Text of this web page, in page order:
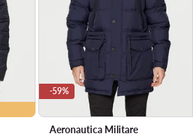
-59%
Aeronautica Militare